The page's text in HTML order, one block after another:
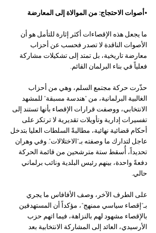
•أصوات الاحتجاج: من الموالاة إلى المعارضة
ما يجعل هذه الإقصاءات أكثر إثارة للتأمل هو أن
الأصوات الناقدة لا تصدر فحسب عن أحزاب
معارضة تاريخية، بل تمتد إلى تشكيلات مشاركة
فعلياً في بناء البرلمان القائم.
حذّرت حركة مجتمع السلم، وهي من أحزاب
الغالبية البرلمانية، من "هندسة مسبقة" للمشهد
الانتخابي، ووصفت قرارات الإقصاء بأنها تستند إلى
تفسيرات إدارية وتأويلات تقديرية لا ترتكز على
أحكام قضائية نهائية، مطالبةً السلطات العليا بتدخل
عاجل لتدارك ما وصفته بـ"الاختلالات". وفي وهران
تحديداً، أُسقط ستة مترشحين من قائمة الحركة
دفعةً واحدة، بينهم رئيس البلدية ونائب برلماني
حالي.
على الطرف الآخر، وصف الأفافاس ما يجري
بـ"إقصاء سياسي ممنهج"، مؤكداً أن المستهدفين
بالإقصاء مشهود لهم بالنزاهة، فيما اتهم حزب
الأرسيدي، العائد إلى المشاركة الانتخابية بعد